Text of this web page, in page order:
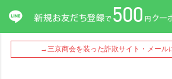
→三京商会を装った詐欺サイト・メール